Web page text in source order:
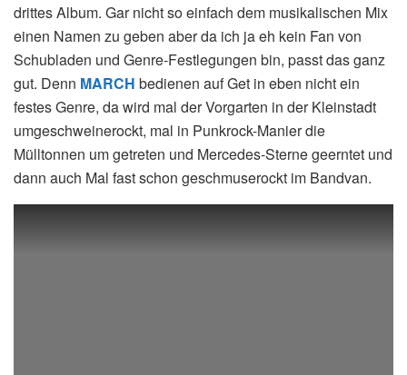
drittes Album. Gar nicht so einfach dem musikalischen Mix
einen Namen zu geben aber da ich ja eh kein Fan von
Schubladen und Genre-Festlegungen bin, passt das ganz
gut. Denn MARCH bedienen auf Get in eben nicht ein
festes Genre, da wird mal der Vorgarten in der Kleinstadt
umgeschweinerockt, mal in Punkrock-Manier die
Mülltonnen um getreten und Mercedes-Sterne geerntet und
dann auch Mal fast schon geschmuserockt im Bandvan.